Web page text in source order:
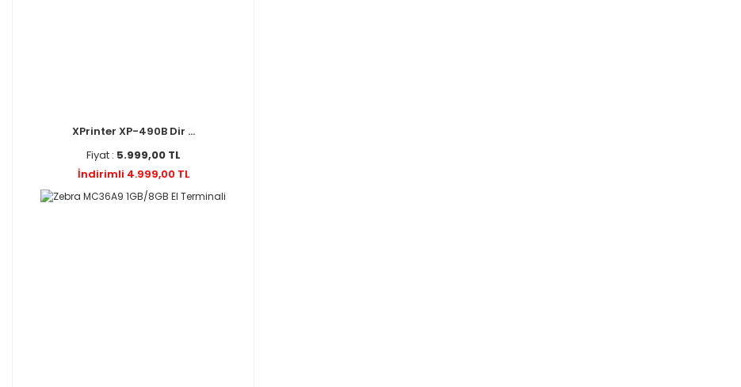
XPrinter XP-490B Dir ...
Fiyat : 5.999,00 TL
İndirimli 4.999,00 TL